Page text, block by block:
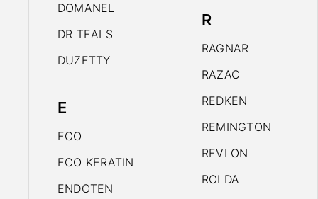
DOMANEL
DR TEALS
DUZETTY
E
ECO
ECO KERATIN
ENDOTEN
R
RAGNAR
RAZAC
REDKEN
REMINGTON
REVLON
ROLDA